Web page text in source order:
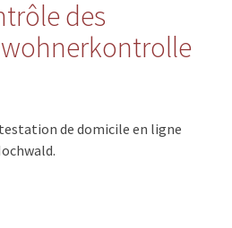
des
de domicile en ligne